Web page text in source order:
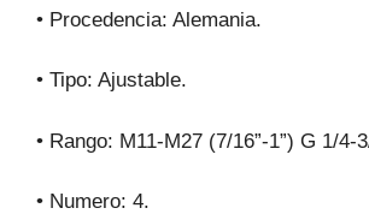
• Procedencia: Alemania.
• Tipo: Ajustable.
• Rango: M11-M27 (7/16”-1”) G 1/4-
• Numero: 4.